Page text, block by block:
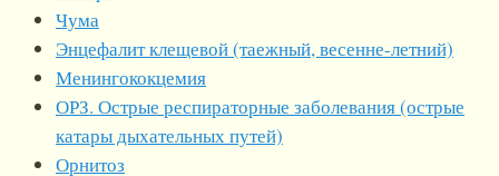
Чума
Энцефалит клещевой (таежный, весенне-летний)
Менингококцемия
ОРЗ. Острые респираторные заболевания (острые
катары дыхательных путей)
Орнитоз